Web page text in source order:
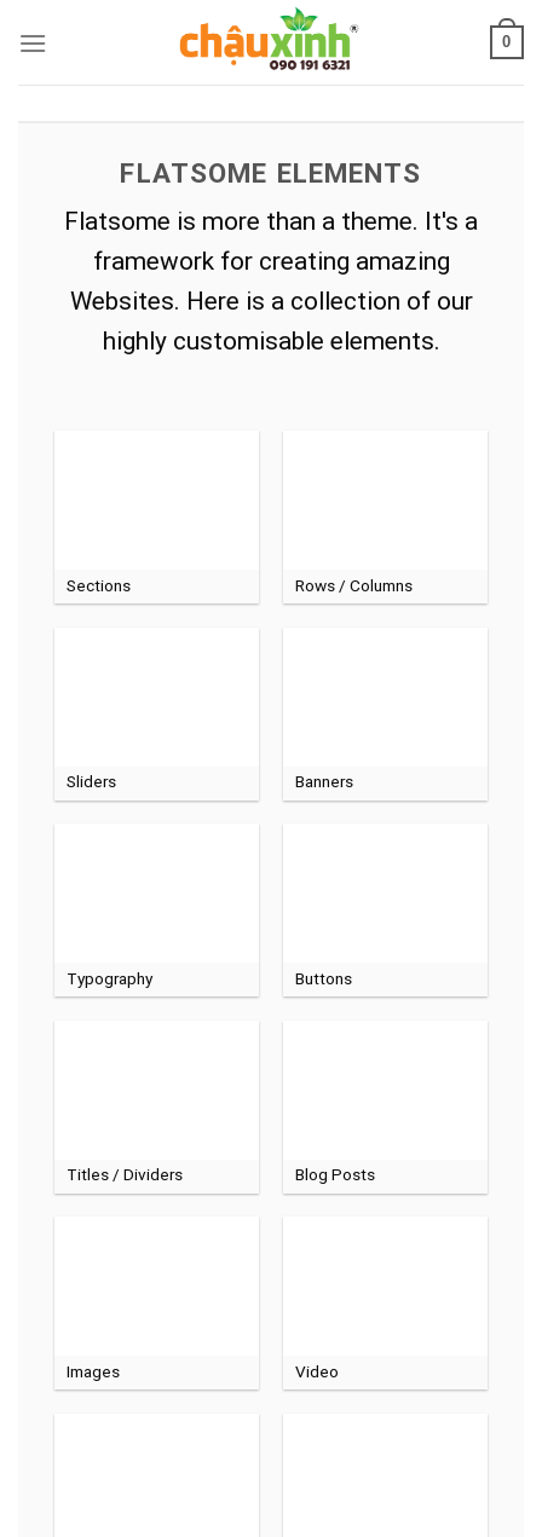
0
FLATSOME ELEMENTS
Flatsome is more than a theme. It's a
framework for creating amazing
Websites. Here is a collection of our
highly customisable elements.
Sections Rows / Columns
Sliders Banners
Typography Buttons
Titles / Dividers Blog Posts
Images Video